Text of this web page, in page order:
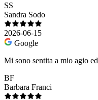
SS
Sandra Sodo
2026-06-15
Google
Mi sono sentita a mio agio
BF
Barbara Franci